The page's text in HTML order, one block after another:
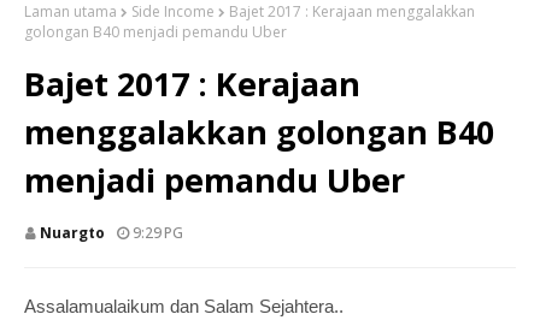
Laman utama Side Income
Bajet 2017 : Kerajaan menggalakkan
golongan B40 menjadi pemandu Uber
Bajet 2017 : Kerajaan
menggalakkan golongan B40
menjadi pemandu Uber
Nuargto 9:29 PG
Assalamualaikum dan Salam Sejahtera..